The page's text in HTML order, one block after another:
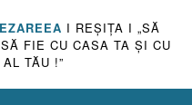
I REŞIŢA I „SĂ
FIE CU CASA TA ŞI CU
TĂU !”